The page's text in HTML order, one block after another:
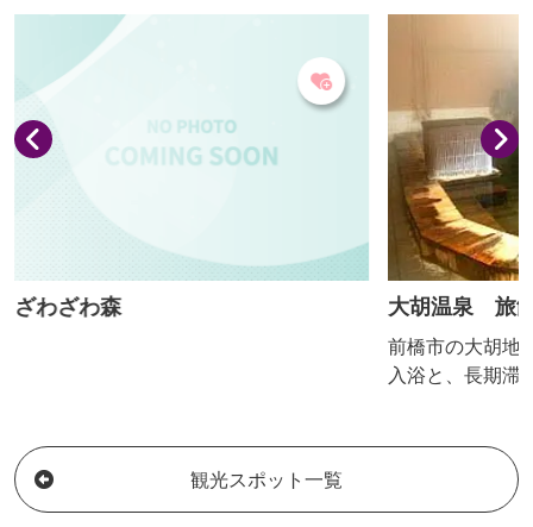
き個室やフィンランド式サウナ、充実し
たプール施設も人気。 地元産食材を中心
にしたこだわり料理が揃うレストランも
好評です。 道の駅「赤城の恵」に併設さ
れ、敷地内に農産物直売所もあります。
き誇ります。
ざわざわ森 大胡温泉 旅
前橋市の大胡地
入浴と、長期滞
観光スポット一覧